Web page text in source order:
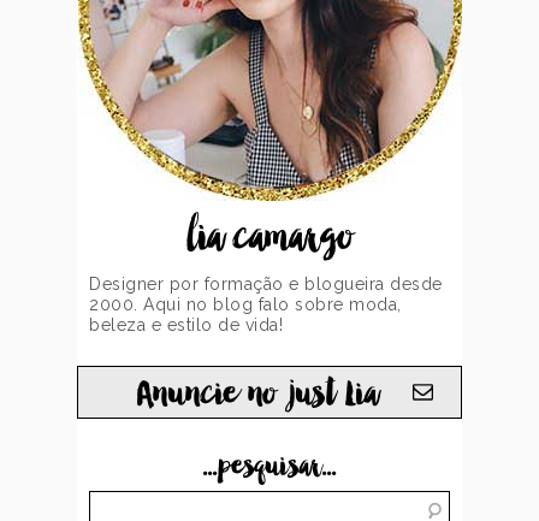
lia camargo
Designer por formação e blogueira desde
2000. Aqui no blog falo sobre moda,
beleza e estilo de vida!
Anuncie no just Lia
...pesquisar...